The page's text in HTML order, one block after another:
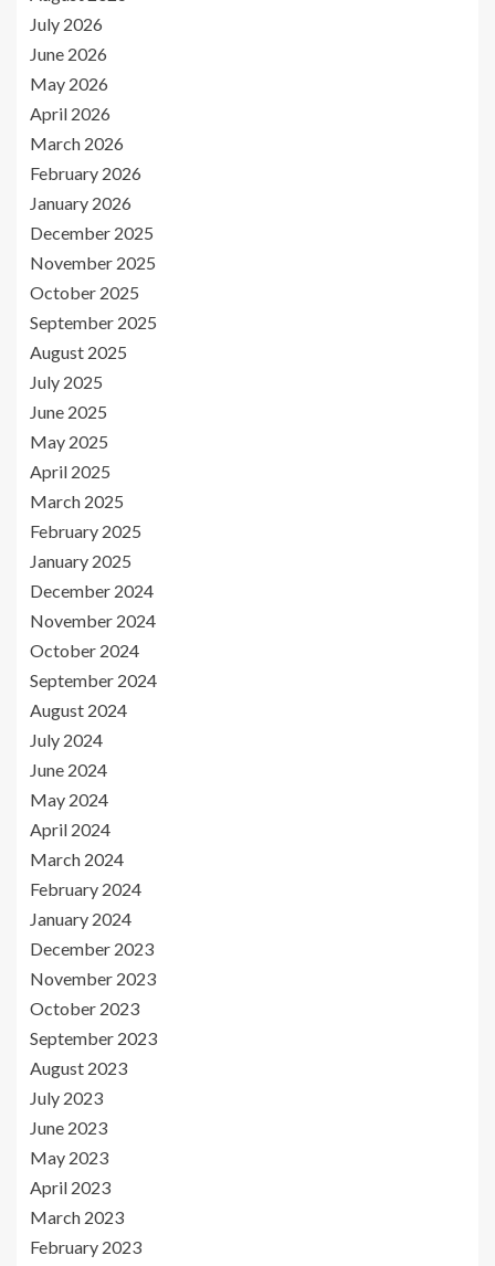
July 2026
June 2026
May 2026
April 2026
March 2026
February 2026
January 2026
December 2025
November 2025
October 2025
September 2025
August 2025
July 2025
June 2025
May 2025
April 2025
March 2025
February 2025
January 2025
December 2024
November 2024
October 2024
September 2024
August 2024
July 2024
June 2024
May 2024
April 2024
March 2024
February 2024
January 2024
December 2023
November 2023
October 2023
September 2023
August 2023
July 2023
June 2023
May 2023
April 2023
March 2023
February 2023